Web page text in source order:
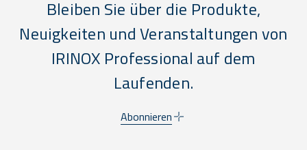
Bleiben Sie über die Produkte,
Neuigkeiten und Veranstaltungen von
IRINOX Professional auf dem
Laufenden.
Abonnieren